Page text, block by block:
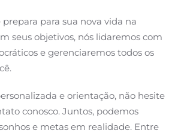
para sua nova vida na
seus objetivos, nós lidaremos com
e gerenciaremos todos os
e orientação, não hesite
conosco. Juntos, podemos
e metas em realidade. Entre